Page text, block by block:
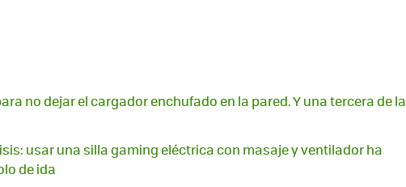
no dejar el cargador enchufado en la pared. Y una tercera de la
usar una silla gaming eléctrica con masaje y ventilador ha
de ida